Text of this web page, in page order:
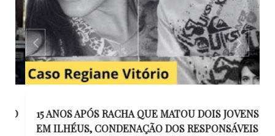
15 ANOS APÓS RACHA QUE MATOU DOIS JOVENS
EM ILHÉUS, CONDENAÇÃO DOS RESPONSÁVEIS